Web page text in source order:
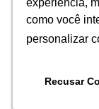
experiência,
como você
personalizar
Recusar
experiência,
como você
personalizar
Recusar
Política